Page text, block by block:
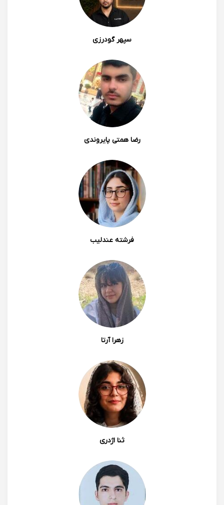
سپهر گودرزی
رضا همتی پایروندی
فرشته عندلیب
زهرا آرتا
ثنا اژدری